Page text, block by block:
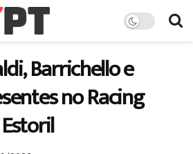
Barrichello e
no Racing